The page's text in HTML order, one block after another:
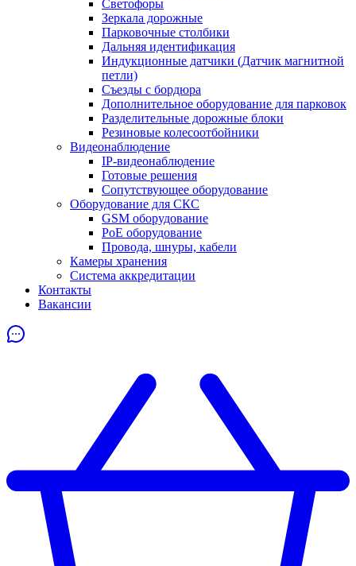
Светофоры
Зеркала дорожные
Парковочные столбики
Дальняя идентификация
Индукционные датчики (Датчик магнитной
петли)
Съезды с бордюра
Дополнительное оборудование для парковок
Разделительные дорожные блоки
Резиновые колесоотбойники
Видеонаблюдение
IP-видеонаблюдение
Готовые решения
Сопутствующее оборудование
Оборудование для СКС
GSM оборудование
PoE оборудование
Провода, шнуры, кабели
Камеры хранения
Система аккредитации
Контакты
Вакансии